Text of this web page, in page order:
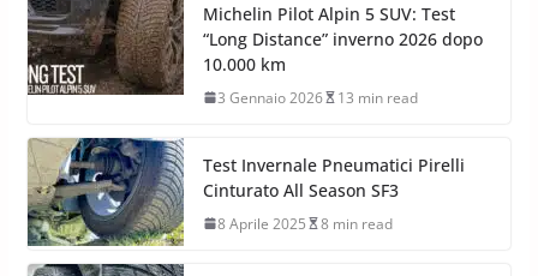
Michelin Pilot Alpin 5 SUV: Test
“Long Distance” inverno 2026 dopo
10.000 km
3 Gennaio 2026 13 min read
Test Invernale Pneumatici Pirelli
Cinturato All Season SF3
8 Aprile 2025 8 min read